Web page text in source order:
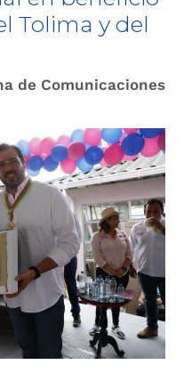
Tolima y del
de Comunicaciones